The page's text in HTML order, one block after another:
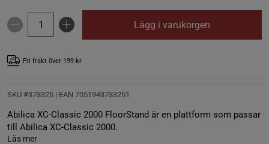
Lägg i varukorgen
Fri frakt över 199 kr
SKU #373325 | EAN 7051943733251
Abilica XC-Classic 2000 FloorStand är en plattform som passar
till Abilica XC-Classic 2000.
Läs mer